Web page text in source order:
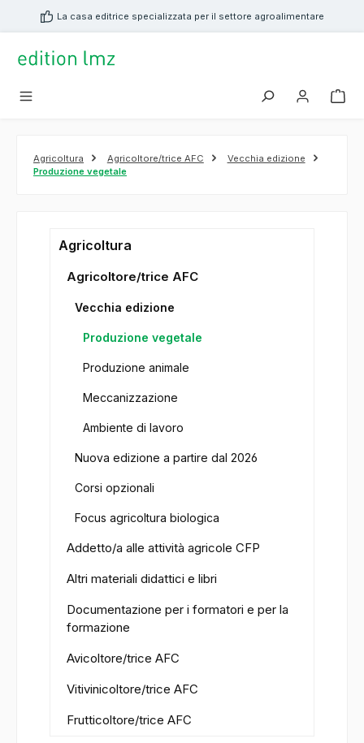
principaleLa casa editrice specializzata per il settore agroalimentare
Agricoltura Agricoltore/trice AFC
Vecchia edizione
Produzione vegetale
Agricoltura
Agricoltore/trice AFC
Vecchia edizione
Produzione vegetale
Produzione animale
Meccanizzazione
Ambiente di lavoro
Nuova edizione a partire dal 2026
Corsi opzionali
Focus agricoltura biologica
Addetto/a alle attività agricole CFP
Altri materiali didattici e libri
Documentazione per i formatori e per la
formazione
Avicoltore/trice AFC
Vitivinicoltore/trice AFC
Frutticoltore/trice AFC